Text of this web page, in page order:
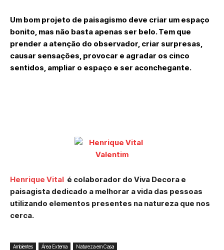
Um bom projeto de paisagismo deve criar um espaço
bonito, mas não basta apenas ser belo. Tem que
prender a atenção do observador, criar surpresas,
causar sensações, provocar e agradar os cinco
sentidos, ampliar o espaço e ser aconchegante.
Henrique Vital é colaborador do Viva Decora e
paisagista dedicado a melhorar a vida das pessoas
utilizando elementos presentes na natureza que nos
cerca.
Ambientes Área Externa Natureza em Casa